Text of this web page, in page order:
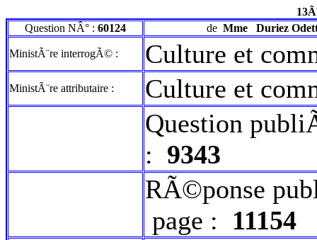
Question NÂ° : 60124 de Mme Duriez
MinistÃ¨re interrogÃ© : Culture et
MinistÃ¨re attributaire :
Culture et
Question
: 9343
RÃ©ponse
page : 11154